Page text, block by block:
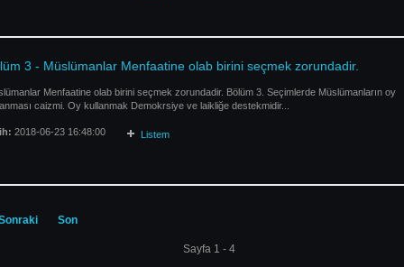
3 - Müslümanlar Menfaatine olab birini seçmek zorundadir.
Menfaatine olab birini seçmek zorundadir. Bölüm 3. Seçimlerde Müslümanların oy
caizmi. Oy kullanmak Demokrsiye ve laikliğe destekmidir...
2018-06-23 16:48:00 Listem
Son
Sayfa 1 - 4